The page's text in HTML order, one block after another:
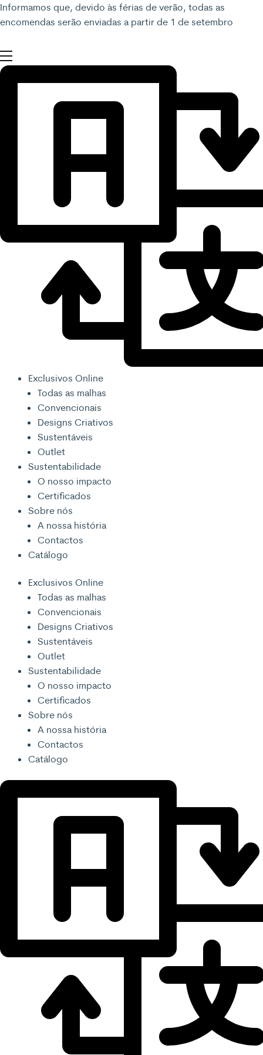
Informamos que, devido às férias de verão, todas as
encomendas serão enviadas a partir de 1 de setembro
Menu
Exclusivos Online
Todas as malhas
Convencionais
Designs Criativos
Sustentáveis
Outlet
Sustentabilidade
O nosso impacto
Certificados
Sobre nós
A nossa história
Contactos
Catálogo
Exclusivos Online
Todas as malhas
Convencionais
Designs Criativos
Sustentáveis
Outlet
Sustentabilidade
O nosso impacto
Certificados
Sobre nós
A nossa história
Contactos
Catálogo